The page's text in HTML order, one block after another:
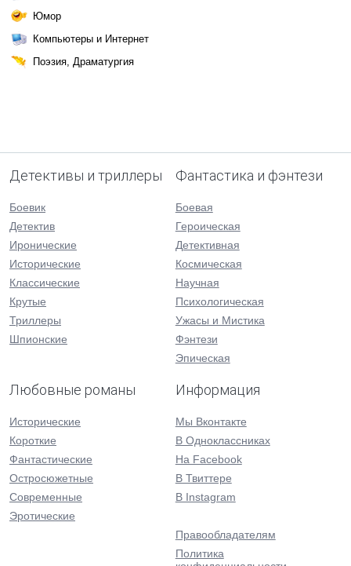
Юмор
Компьютеры и Интернет
Поэзия, Драматургия
Детективы и триллеры
Боевик
Детектив
Иронические
Исторические
Классические
Крутые
Триллеры
Шпионские
Фантастика и фэнтези
Боевая
Героическая
Детективная
Космическая
Научная
Психологическая
Ужасы и Мистика
Фэнтези
Эпическая
Любовные романы
Исторические
Короткие
Фантастические
Остросюжетные
Современные
Эротические
Информация
Мы Вконтакте
В Одноклассниках
На Facebook
В Твиттере
В Instagram
Правообладателям
Политика